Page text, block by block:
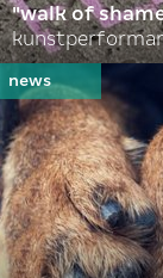
"walk of